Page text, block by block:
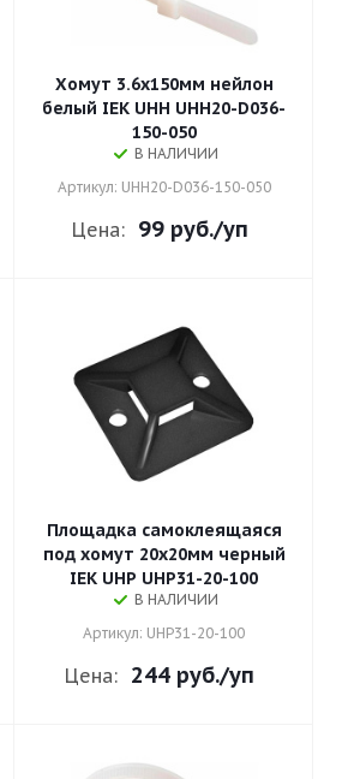
Хомут 3.6х150мм нейлон
белый IEK UHH UHH20-D036-
150-050
В НАЛИЧИИ
Артикул: UHH20-D036-150-050
Цена: 99 руб./уп
Площадка самоклеящаяся
под хомут 20х20мм черный
IEK UHP UHP31-20-100
В НАЛИЧИИ
Артикул: UHP31-20-100
Цена: 244 руб./уп